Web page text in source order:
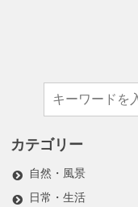
カテゴリー
自然・風景
日常・生活